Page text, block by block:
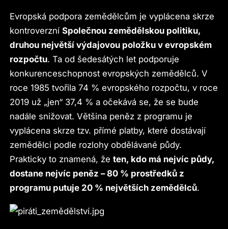
Evropská podpora zemědělcům je vyplácena skrze
kontroverzníSpolečnou zemědělskou politiku,
druhou největší výdajovou položku v evropském
rozpočtu. Ta od šedesátých let podporuje
konkurenceschopnost evropských zemědělců. V
roce 1985 tvořila 74 % evropského rozpočtu, v roce
2019 už „jen“ 37,4 % a očekává se, že se bude
nadále snižovat. Většina peněz z programu je
vyplácena skrze tzv. přímé platby, které dostávají
zemědělci podle rozlohy obdělávané půdy.
Prakticky to znamená, žeten, kdo má nejvíc půdy,
dostane nejvíc peněz – 80 % prostředků z
programu putuje 20 % největších zemědělců.